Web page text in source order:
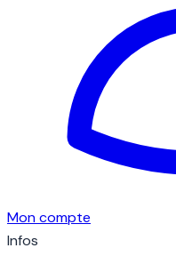
Mon compte
Infos